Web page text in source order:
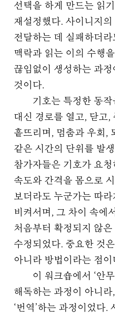
선택을 하게 만드는 읽
재설정했다. 사이니지
전달하는 데 실패하더
맥락과 읽는 이의 수행
끊임없이 생성하는 과
것이다.
기호는 특정한 동작
대신 경로를 열고, 닫고,
흩뜨리며, 멈춤과 우회,
같은 시간의 단위를 발
참가자들은 기호가 요
속도와 간격을 몸으로
보더라도 누군가는 따
비켜서며, 그 차이 속에
처음부터 확정되지 않
수정되었다. 중요한 것
아니라 방법이라는 점이
이 워크숍에서 ‘안무
해독하는 과정이 아니
‘번역’하는 과정이었다.